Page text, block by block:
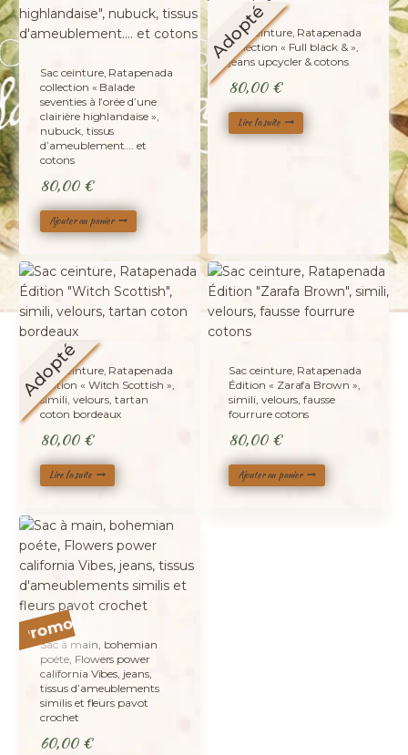
Sac ceinture, Ratapenada
collection « Balade
seventies à l’orée d’une
clairière highlandaise »,
nubuck, tissus
d’ameublement…. et
cotons
80,00 €
Ajouter au panier
Adopté
Sac ceinture, Ratapenada
collection « Full black & »,
jeans upcycler & cotons
80,00 €
Lire la suite
Adopté
Sac ceinture, Ratapenada
Édition « Witch Scottish »,
simili, velours, tartan
coton bordeaux
80,00 €
Lire la suite
Sac ceinture, Ratapenada
Édition « Zarafa Brown »,
simili, velours, fausse
fourrure cotons
80,00 €
Ajouter au panier
Promo !
Sac à main, bohemian
poéte, Flowers power
california Vibes, jeans,
tissus d’ameublements
similis et fleurs pavot
crochet
60,00 €